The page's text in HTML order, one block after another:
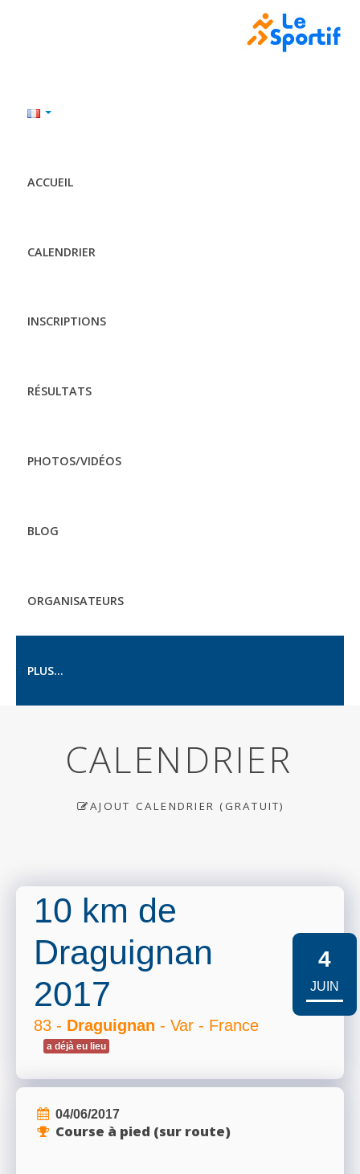
ACCUEIL
CALENDRIER
INSCRIPTIONS
RÉSULTATS
PHOTOS/VIDÉOS
BLOG
ORGANISATEURS
PLUS...
CALENDRIER
AJOUT CALENDRIER (GRATUIT)
10 km de
Draguignan
2017
83 - Draguignan - Var - France
a déjà eu lieu
4
JUIN
04/06/2017
Course à pied (sur route)